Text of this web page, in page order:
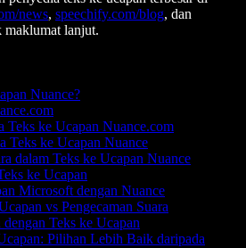
news, speechify.com/blog, dan
maklumat lanjut.
Nuance?
ke Ucapan Nuance.com
Teks ke Ucapan Nuance
dalam Teks ke Ucapan Nuance
ke Ucapan
Microsoft dengan Nuance
vs Pengecaman Suara
Teks ke Ucapan
Pilihan Lebih Baik daripada